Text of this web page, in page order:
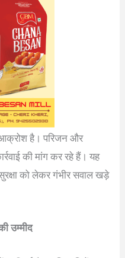
आक्रोश है। परिजन और
की मांग कर रहे हैं। यह
को लेकर गंभीर सवाल खड़े
उम्मीद